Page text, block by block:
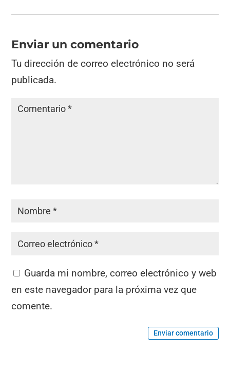
Enviar un comentario
Tu dirección de correo electrónico no será
publicada.
Guarda mi nombre, correo electrónico y web
en este navegador para la próxima vez que
comente.
Enviar comentario